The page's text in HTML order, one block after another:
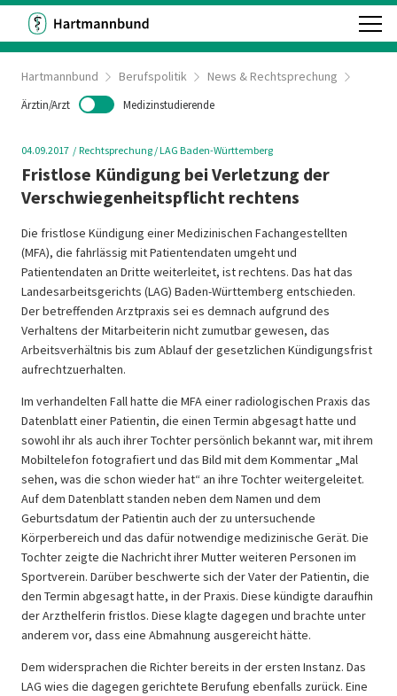
Hartmannbund Berufspolitik News & Rechtsprechung
Ärztin/Arzt Medizinstudierende
04.09.2017 Rechtsprechung / LAG Baden-Württemberg
Fristlose Kündigung bei Verletzung der
Verschwiegenheitspflicht rechtens
Die fristlose Kündigung einer Medizinischen Fachangestellten
(MFA), die fahrlässig mit Patientendaten umgeht und
Patientendaten an Dritte weiterleitet, ist rechtens. Das hat das
Landesarbeitsgerichts (LAG) Baden-Württemberg entschieden.
Der betreffenden Arztpraxis sei es demnach aufgrund des
Verhaltens der Mitarbeiterin nicht zumutbar gewesen, das
Arbeitsverhältnis bis zum Ablauf der gesetzlichen Kündigungsfrist
aufrechtzuerhalten.
Im verhandelten Fall hatte die MFA einer radiologischen Praxis das
Datenblatt einer Patientin, die einen Termin abgesagt hatte und
sowohl ihr als auch ihrer Tochter persönlich bekannt war, mit ihrem
Mobiltelefon fotografiert und das Bild mit dem Kommentar „Mal
sehen, was die schon wieder hat“ an ihre Tochter weitergeleitet.
Auf dem Datenblatt standen neben dem Namen und dem
Geburtsdatum der Patientin auch der zu untersuchende
Körperbereich und das dafür notwendige medizinische Gerät. Die
Tochter zeigte die Nachricht ihrer Mutter weiteren Personen im
Sportverein. Darüber beschwerte sich der Vater der Patientin, die
den Termin abgesagt hatte, in der Praxis. Diese kündigte daraufhin
der Arzthelferin fristlos. Diese klagte dagegen und brachte unter
anderem vor, dass eine Abmahnung ausgereicht hätte.
Dem widersprachen die Richter bereits in der ersten Instanz. Das
LAG wies die dagegen gerichtete Berufung ebenfalls zurück. Eine